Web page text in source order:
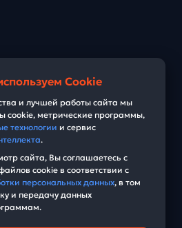
Cookie
и лучшей работы сайта мы
cookie, метрические программы,
технологии и сервис
.
сайта, Вы соглашаетесь с
cookie в соответствии с
персональных данных, в том
и передачу данных